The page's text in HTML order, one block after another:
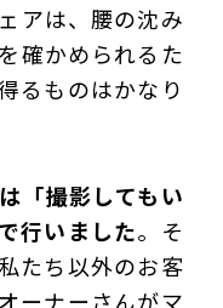
アは、腰の沈み
確かめられるた
るものはかなり
「撮影してもい
行いました。そ
たち以外のお客
ーナーさんがマ